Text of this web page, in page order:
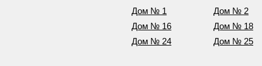
Дом № 1
Дом № 2
Дом № 16
Дом № 18
Дом № 24
Дом № 25